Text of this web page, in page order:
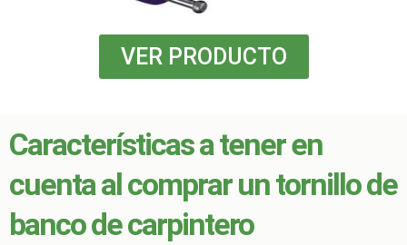
VER PRODUCTO
Características a tener en
cuenta al comprar un tornillo de
banco de carpintero